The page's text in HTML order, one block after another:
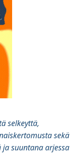
selkeyttä,
sekä
suuntana arjessa